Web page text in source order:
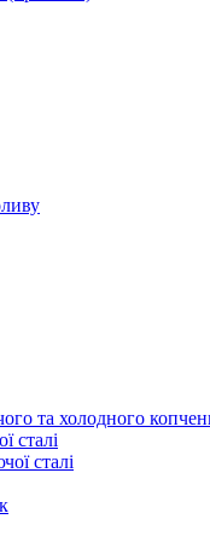
та холодного
сталі
сталі